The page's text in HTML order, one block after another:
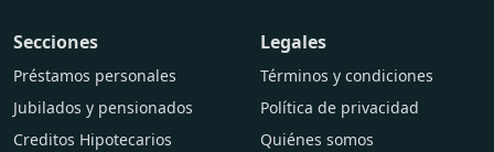
Secciones
Préstamos personales
Jubilados y pensionados
Creditos Hipotecarios
Legales
Términos y condiciones
Política de privacidad
Quiénes somos